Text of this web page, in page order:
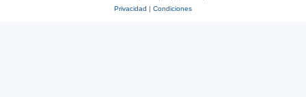
Privacidad | Condiciones